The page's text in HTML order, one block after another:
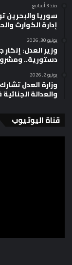
منذ 3 أسابيع
سوريا والبحرين
إدارة الكوارث
يونيو 30, 2026
وزير العدل: إنكار
دستورية..
يونيو 2, 2026
والعدالة
قناة اليوتيوب